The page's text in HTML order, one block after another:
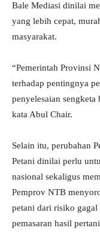
Bale Mediasi dinilai
yang lebih cepat,
masyarakat.
“Pemerintah Provinsi
terhadap pentingnya
penyelesaian
kata Abul Chair.
Selain itu, perubahan
Petani dinilai perlu
nasional sekaligus
Pemprov NTB
petani dari risiko gagal
pemasaran hasil